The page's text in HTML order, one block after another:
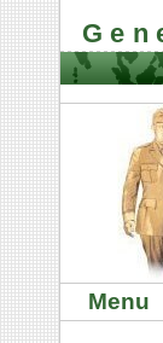
Menu